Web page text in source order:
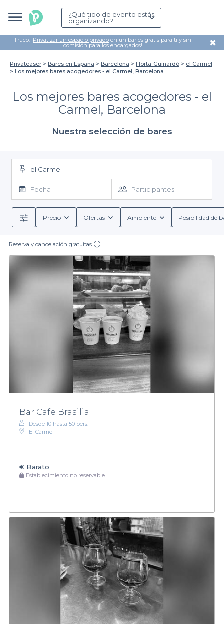
¿Qué tipo de evento estás
organizando?
Truco: ¡Privatizar un espacio privado en un bar es gratis para ti y sin
comisión para los encargados! ✖
Privateaser Bares en España Barcelona Horta-Guinardó
el Carmel
Los mejores bares acogedores - el Carmel, Barcelona
Los mejores bares acogedores - el
Carmel, Barcelona
Nuestra selección de bares
el Carmel
Fecha Participantes
Precio Ofertas Ambiente Posibilidad de
Reserva y cancelación gratuitas
Bar Cafe Brasilia
Desde 10 hasta 50 pers.
El Carmel
€ Barato
Establecimiento no reservable